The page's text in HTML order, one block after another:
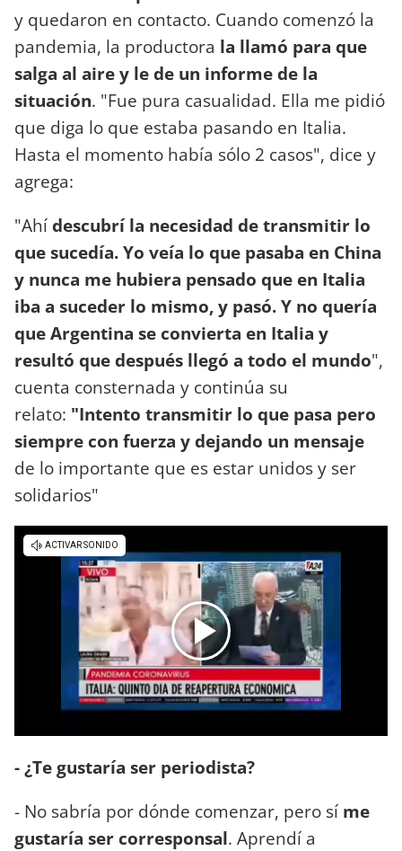
y quedaron en contacto. Cuando comenzó la
pandemia, la productora la llamó para que
salga al aire y le de un informe de la
situación. "Fue pura casualidad. Ella me pidió
que diga lo que estaba pasando en Italia.
Hasta el momento había sólo 2 casos", dice y
agrega:
"Ahídescubrí la necesidad de transmitir lo
que sucedía. Yo veía lo que pasaba en China
y nunca me hubiera pensado que en Italia
iba a suceder lo mismo, y pasó. Y no quería
que Argentina se convierta en Italia y
resultó que después llegó a todo el mundo",
cuenta consternada y continúa su
relato: "Intento transmitir lo que pasa pero
siempre con fuerza y dejando un mensaje
de lo importante que es estar unidos y ser
solidarios"
- ¿Te gustaría ser periodista?
- No sabría por dónde comenzar, pero sí me
gustaría ser corresponsal. Aprendí a